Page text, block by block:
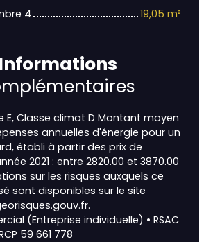
4
19,05 m²
Informations
E, Classe climat D Montant moyen
annuelles d'énergie pour un
établi à partir des prix de
2021 : entre 2820.00 et 3870.00
sur les risques auxquels ce
sont disponibles sur le site
(Entreprise individuelle) • RSAC
59 661 778